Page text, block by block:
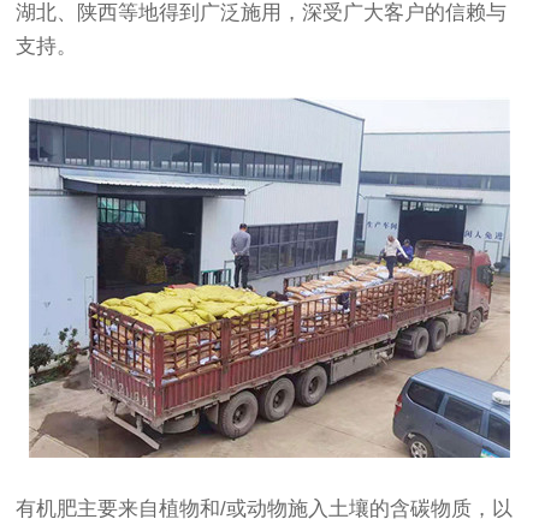
湖北、陕西等地得到广泛施用，深受广大客户的信赖与
支持。
有机肥主要来自植物和/或动物施入土壤的含碳物质，以